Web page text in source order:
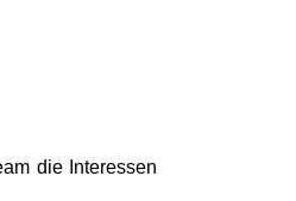
die Interessen